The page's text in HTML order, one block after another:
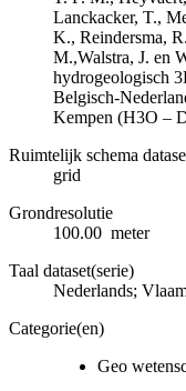
Lanckacker, T.,
K., Reindersma,
M.,Walstra, J. en
hydrogeologisch
Belgisch-
Kempen (H3O –
Ruimtelijk schema
grid
Grondresolutie
100.00 meter
Taal dataset(serie)
Nederlands;
Categorie(en)
Geo